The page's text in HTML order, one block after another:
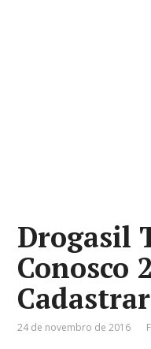
Drogasil
Conosco
24 de novembro de 2016